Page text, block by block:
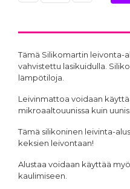
Tämä Silikomartin leivonta-
vahvistettu lasikuidulla.
lämpötiloja.
Leivinmattoa voidaan
mikroaaltouunissa kuin
Tämä silikoninen leivinta-
keksien leivontaan!
Alustaa voidaan käyttää
kaulimiseen.